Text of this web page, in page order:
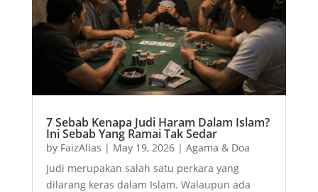
7 Sebab Kenapa Judi Haram Dalam Islam?
Ini Sebab Yang Ramai Tak Sedar
by FaizAlias | May 19, 2026| Agama & Doa
Judi merupakan salah satu perkara yang
dilarang keras dalam Islam. Walaupun ada